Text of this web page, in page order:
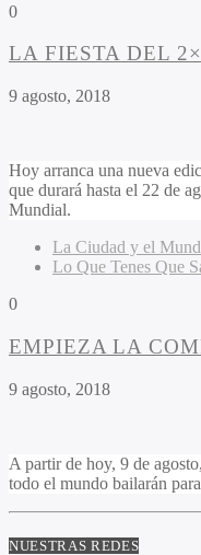
0
LA FIESTA DEL
9 agosto, 2018
Hoy arranca una nueva
que durará hasta el 22 de
Mundial.
La Ciudad y el
Lo Que Tenes Que
0
EMPIEZA LA
9 agosto, 2018
A partir de hoy, 9 de
todo el mundo bailarán
NUESTRAS REDES